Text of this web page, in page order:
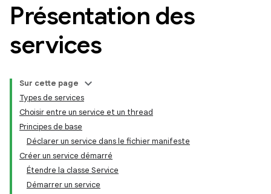
Présentation des
services
Sur cette page
Types de services
Choisir entre un service et un thread
Principes de base
Déclarer un service dans le fichier manifeste
Créer un service démarré
Étendre la classe Service
Démarrer un service